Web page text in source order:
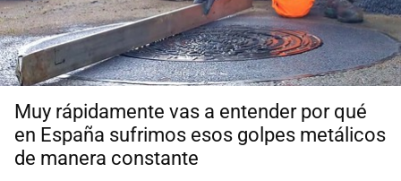
Muy rápidamente vas a entender por qué
en España sufrimos esos golpes metálicos
de manera constante